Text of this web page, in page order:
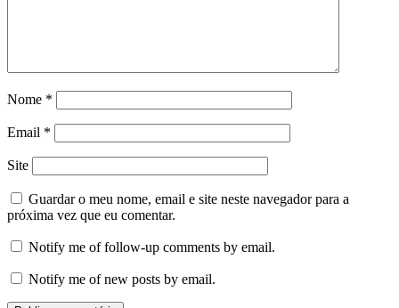
Nome *
Email *
Site
Guardar o meu nome, email e site neste navegador para a
próxima vez que eu comentar.
Notify me of follow-up comments by email.
Notify me of new posts by email.